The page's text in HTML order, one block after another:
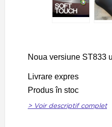
Noua versiune ST833
Livrare expres
Produs în stoc
> Voir descriptif complet